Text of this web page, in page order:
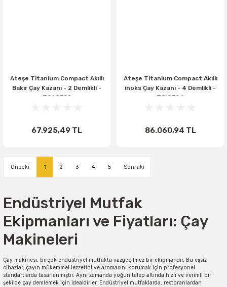
Ateşe Titanium Compact Akıllı
Bakır Çay Kazanı - 2 Demlikli -
TCAGE02
67.925,49 TL
Ateşe Titanium Compact Akıllı
inoks Çay Kazanı - 4 Demlikli -
TCIGE04
86.060,94 TL
1 2 3 4 5
Endüstriyel Mutfak
Ekipmanları ve Fiyatları: Çay
Makineleri
Çay makinesi, birçok endüstriyel mutfakta vazgeçilmez bir ekipmandır. Bu eşsiz
cihazlar, çayın mükemmel lezzetini ve aromasını korumak için profesyonel
standartlarda tasarlanmıştır. Aynı zamanda yoğun talep altında hızlı ve verimli bir
şekilde çay demlemek için idealdirler. Endüstriyel mutfaklarda, restoranlardan